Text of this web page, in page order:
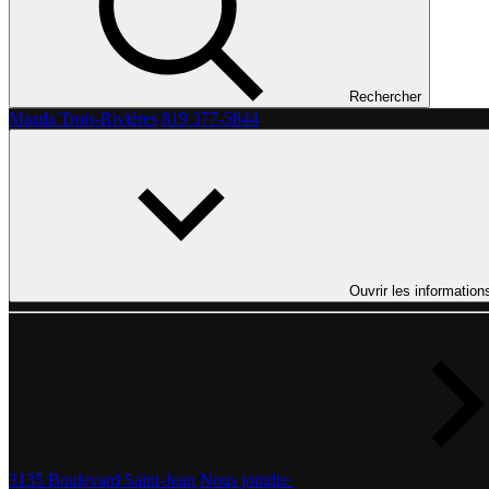
Rechercher
Mazda Trois-Rivières 819 377-5844
Ouvrir les
3135 Boulevard Saint-Jean Nous joindre